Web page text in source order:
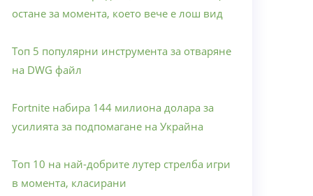
остане за момента, което вече е лош вид
Топ 5 популярни инструмента за отваряне
на DWG файл
Fortnite набира 144 милиона долара за
усилията за подпомагане на Украйна
Топ 10 на най-добрите лутер стрелба игри
в момента, класирани